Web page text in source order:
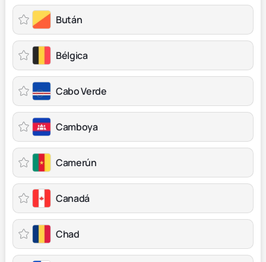
Bután
Bélgica
Cabo Verde
Camboya
Camerún
Canadá
Chad